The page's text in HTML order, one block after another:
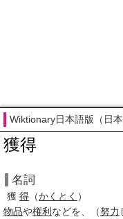
Wiktionary日本語版（日本
獲得
名詞
獲 得 （かくとく ）
物品や権利 などを、（努力